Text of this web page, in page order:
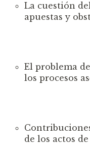
La cuestión
apuestas y
El problema
los procesos
de los actos